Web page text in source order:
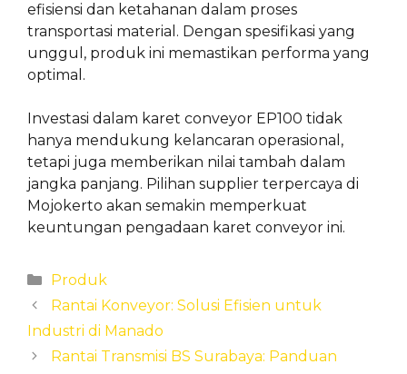
efisiensi dan ketahanan dalam proses
transportasi material. Dengan spesifikasi yang
unggul, produk ini memastikan performa yang
optimal.
Investasi dalam karet conveyor EP100 tidak
hanya mendukung kelancaran operasional,
tetapi juga memberikan nilai tambah dalam
jangka panjang. Pilihan supplier terpercaya di
Mojokerto akan semakin memperkuat
keuntungan pengadaan karet conveyor ini.
Categories
Produk
Rantai Konveyor: Solusi Efisien untuk
Industri di Manado
Rantai Transmisi BS Surabaya: Panduan